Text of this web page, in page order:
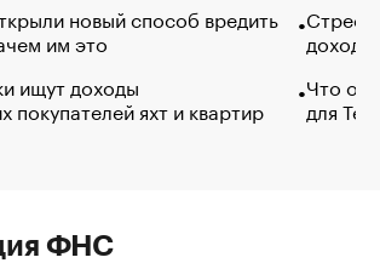
новый способ вредить
им это
ищут доходы
яхт и квартир
Что
для
ФНС